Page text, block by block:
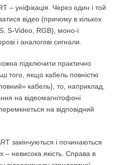
– уніфікація. Через один і той
відео (причому в кількох
S-Video, RGB), моно-і
і аналогові сигнали.
підключити практично
того, якщо кабель повністю
кабель), то, наприклад,
на відеомагнітофоні
на відповідний
закінчуються і починаються
– невисока якість. Справа в